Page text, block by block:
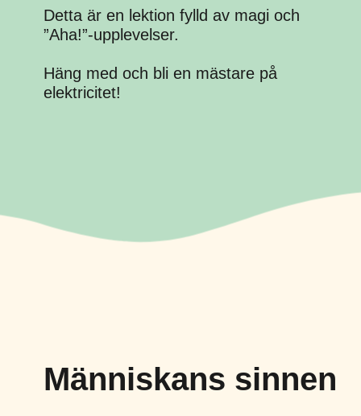
Detta är en lektion fylld av magi och
”Aha!”-upplevelser.
Häng med och bli en mästare på
elektricitet!
Människans sinnen